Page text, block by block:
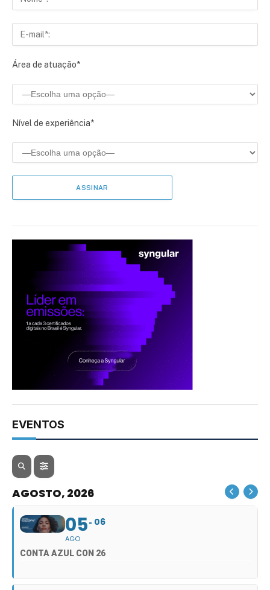
Área de atuação*
Nível de experiência*
EVENTOS
AGOSTO, 2026
05
AGO
06
CONTA AZUL CON 26